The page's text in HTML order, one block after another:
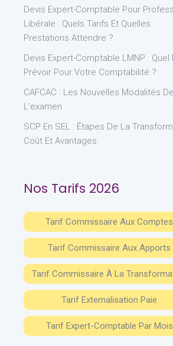
Devis Expert-Comptable Pour
Libérale : Quels Tarifs Et Quelles
Prestations Attendre ?
Devis Expert-Comptable LMNP : Quel
Prévoir Pour Votre Comptabilité ?
CAFCAC : Les Nouvelles Modalités De
L’examen
SCP En SEL : Étapes De La
Coût Et Avantages
Nos Tarifs 2026
Tarif Commissaire Aux Comptes
Tarif Commissaire Aux Apports
Tarif Commissaire À La
Tarif Externalisation Paie
Tarif Expert-Comptable Par Mois